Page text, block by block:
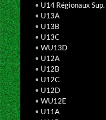
• U14 Régionaux Sup.
• U13A
• U13B
• U13C
• WU13D
• U12A
• U12B
• U12C
• U12D
• WU12E
• U11A